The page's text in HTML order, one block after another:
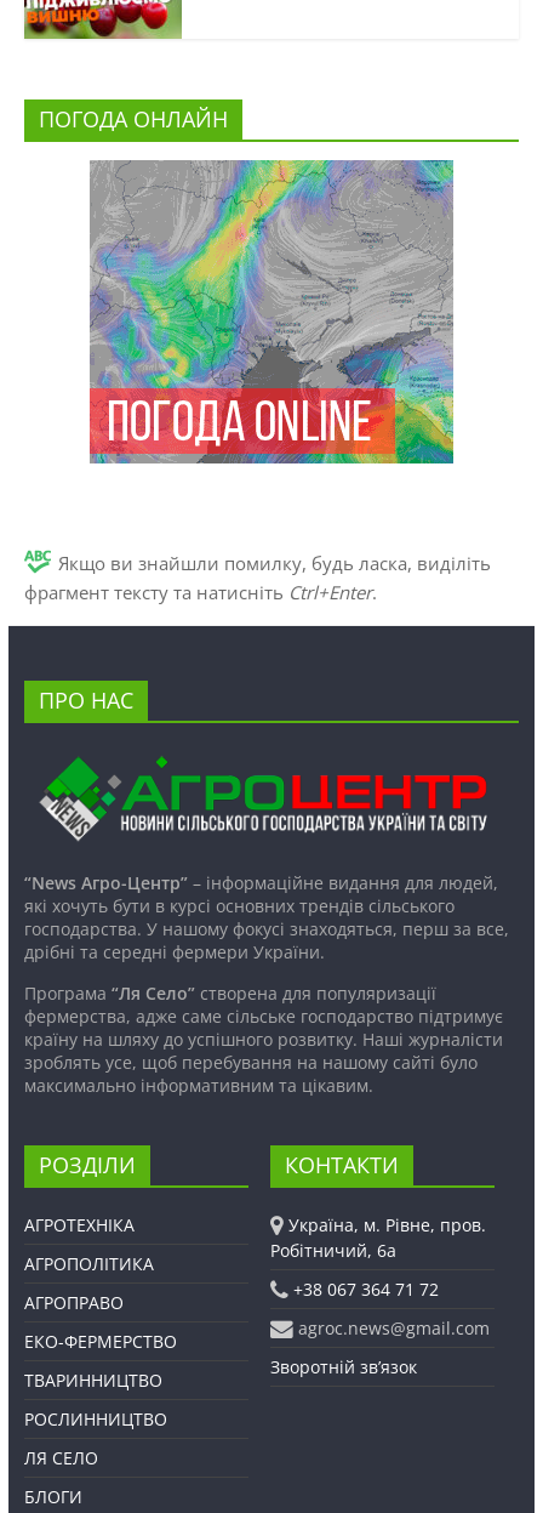
ПОГОДА ОНЛАЙН
Якщо ви знайшли помилку, будь ласка, виділіть
фрагмент тексту та натисніть Ctrl+Enter.
ПРО НАС
“News Агро-Центр”– інформаційне видання для людей,
які хочуть бути в курсі основних трендів сільського
господарства. У нашому фокусі знаходяться, перш за все,
дрібні та середні фермери України.
Програма “Ля Село”створена для популяризації
фермерства, адже саме сільське господарство підтримує
країну на шляху до успішного розвитку. Наші журналісти
зроблять усе, щоб перебування на нашому сайті було
максимально інформативним та цікавим.
РОЗДІЛИ
АГРОТЕХНІКА
АГРОПОЛІТИКА
АГРОПРАВО
ЕКО-ФЕРМЕРСТВО
ТВАРИННИЦТВО
РОСЛИННИЦТВО
ЛЯ СЕЛО
БЛОГИ
КОНТАКТИ
Україна, м. Рівне, пров.
Робітничий, 6а
+38 067 364 71 72
agroc.news@gmail.com
Зворотній зв’язок